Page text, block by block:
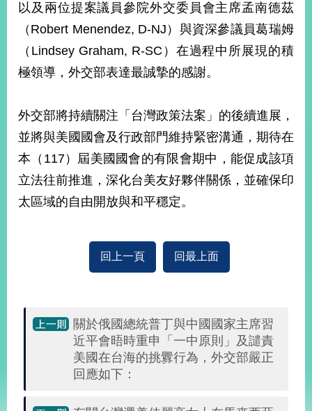
頁
站
導
關
於
新
中
心
外
際
以及兩位提案議員參院外交委員會主席孟南德茲
（Robert Menendez, D-NJ）與資深參議員葛瑞姆
（Lindsey Graham, R-SC）在過程中所展現的積
極領導，外交部表達最誠摯的感謝。
外交部將持續關注「台灣政策法案」的後續進展，
並將與美國國會及行政部門維持緊密溝通，期待在
本（117）屆美國國會的有限會期中，能促成該項
立法往前推進，深化台美友好夥伴關係，並確保印
太區域的自由開放與和平穩定。
回上一頁 回最上面
關於俄國總統普丁與中國國家主席習
近平會晤時重申「一中原則」及譴責
美國在台海的挑釁行為，外交部嚴正
回應如下：